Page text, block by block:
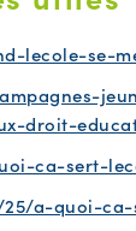
lecole-se-
droit-
ca-sert-
a-quoi-